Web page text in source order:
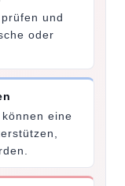
und
oder
eine